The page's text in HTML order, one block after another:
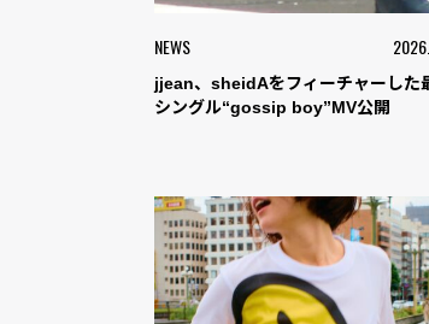
NEWS
jjean、sheidAをフィーチャーした
シングル“gossip boy”MV公開